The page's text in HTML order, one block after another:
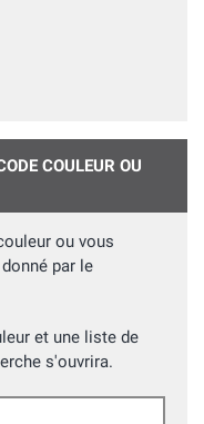
COULEUR OU
ou vous
par le
et une liste de
s'ouvrira.